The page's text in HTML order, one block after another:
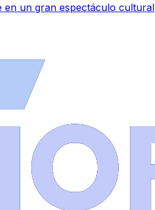
en un gran espectáculo cultural